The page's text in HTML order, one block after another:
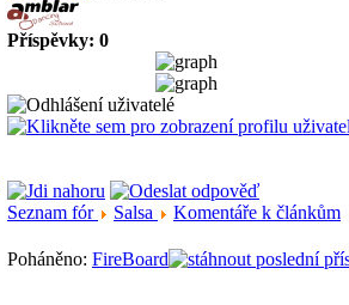
Příspěvky: 0
Seznam fór Salsa Komentáře k článkům
Poháněno: FireBoard